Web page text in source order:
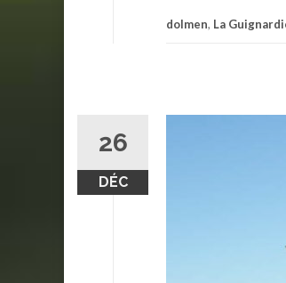
dolmen, La
26
DÉC